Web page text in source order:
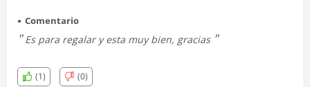
Comentario
Es para regalar y esta muy bien, gracias
(1) (0)